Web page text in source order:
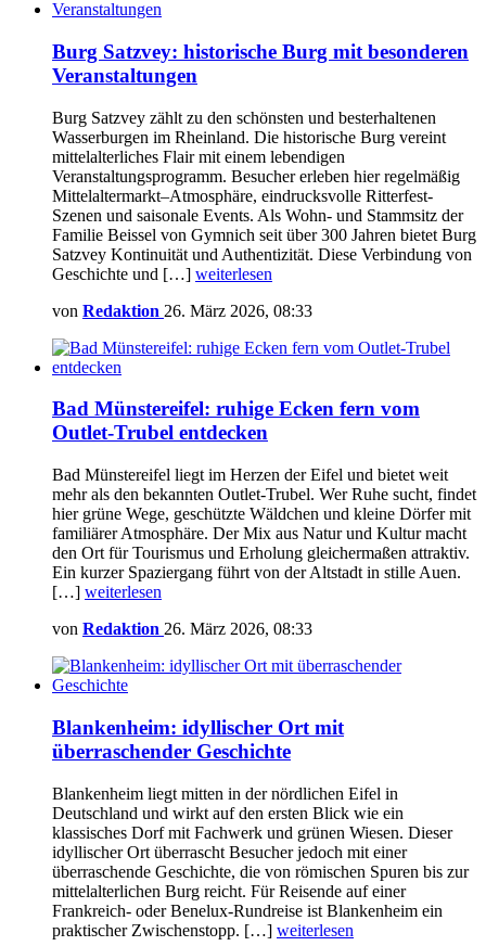
Burg Satzvey: historische Burg mit besonderen
Veranstaltungen
Burg Satzvey zählt zu den schönsten und besterhaltenen
Wasserburgen im Rheinland. Die historische Burg vereint
mittelalterliches Flair mit einem lebendigen
Veranstaltungsprogramm. Besucher erleben hier regelmäßig
Mittelaltermarkt–Atmosphäre, eindrucksvolle Ritterfest-
Szenen und saisonale Events. Als Wohn- und Stammsitz der
Familie Beissel von Gymnich seit über 300 Jahren bietet Burg
Satzvey Kontinuität und Authentizität. Diese Verbindung von
Geschichte und […] weiterlesen
von Redaktion 26. März 2026, 08:33
Bad Münstereifel: ruhige Ecken fern vom
Outlet-Trubel entdecken
Bad Münstereifel liegt im Herzen der Eifel und bietet weit
mehr als den bekannten Outlet-Trubel. Wer Ruhe sucht, findet
hier grüne Wege, geschützte Wäldchen und kleine Dörfer mit
familiärer Atmosphäre. Der Mix aus Natur und Kultur macht
den Ort für Tourismus und Erholung gleichermaßen attraktiv.
Ein kurzer Spaziergang führt von der Altstadt in stille Auen.
[…] weiterlesen
von Redaktion 26. März 2026, 08:33
Blankenheim: idyllischer Ort mit
überraschender Geschichte
Blankenheim liegt mitten in der nördlichen Eifel in
Deutschland und wirkt auf den ersten Blick wie ein
klassisches Dorf mit Fachwerk und grünen Wiesen. Dieser
idyllischer Ort überrascht Besucher jedoch mit einer
überraschende Geschichte, die von römischen Spuren bis zur
mittelalterlichen Burg reicht. Für Reisende auf einer
Frankreich- oder Benelux-Rundreise ist Blankenheim ein
praktischer Zwischenstopp. […] weiterlesen